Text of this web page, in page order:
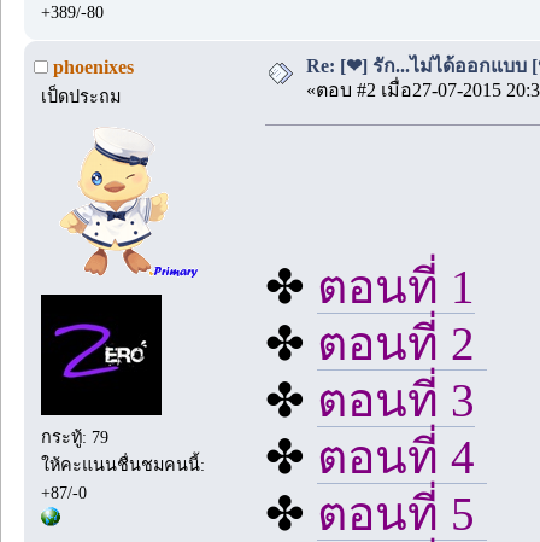
+389/-80
phoenixes
เป็ดประถม
กระทู้: 79
ให้คะแนนชื่นชมคนนี้:
+87/-0
Re: [❤] รัก...ไม่ได้ออกแบบ
«ตอบ #2 เมื่อ27-07-2015
✤ ตอนที่ 1
✤ ตอนที่ 2
✤ ตอนที่ 3
✤ ตอนที่ 4
✤ ตอนที่ 5